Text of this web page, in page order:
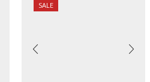
SALE